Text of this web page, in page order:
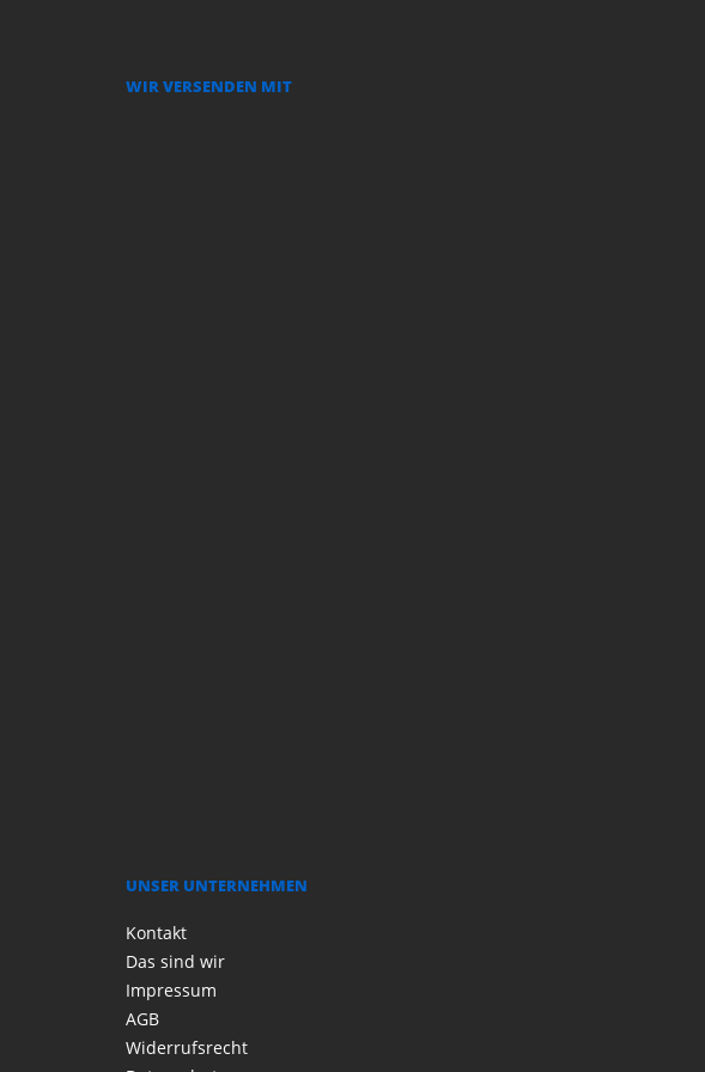
WIR VERSENDEN MIT
UNSER UNTERNEHMEN
Kontakt
Das sind wir
Impressum
AGB
Widerrufsrecht